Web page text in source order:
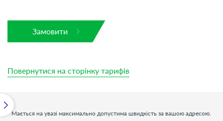
Замовити
Повернутися на сторінку тарифів
Мається на увазі максимально допустима швидкість за вашою адресою.